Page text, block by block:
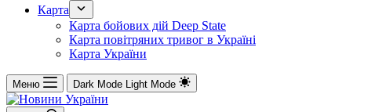
Карта
Карта бойових дій Deep State
Карта повітряних тривог в Україні
Карта України
Меню Dark Mode Light Mode